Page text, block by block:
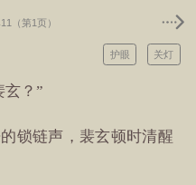
（第1页）
关灯
护眼
玄？”
锁链声，裴玄顿时清醒